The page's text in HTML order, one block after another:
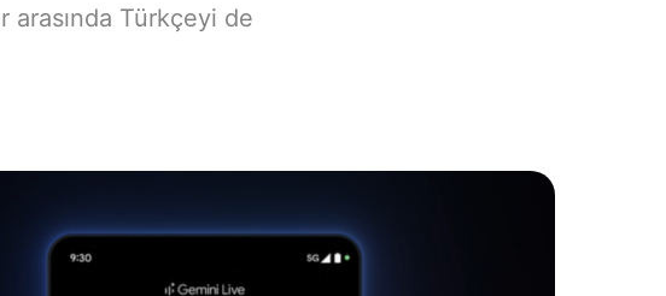
Türkçeyi de